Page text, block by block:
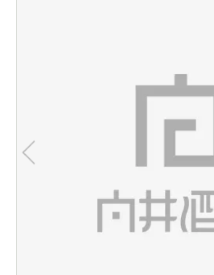
お気に入り機能の活用方法
会社情報